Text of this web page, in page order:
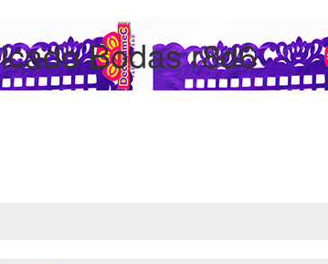
Bodas r8d6